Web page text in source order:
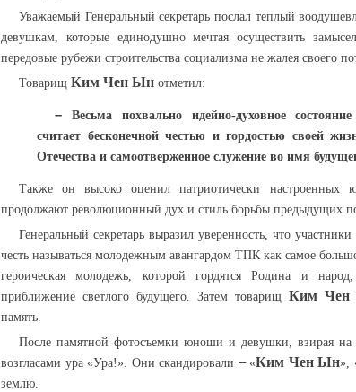
Уважаемый Генеральный секретарь послал теплый
девушкам, которые единодушно мечтая осуществить
передовые рубежи строительства социализма не жалея своего
Товарищ Ким Чен Ын отметил:
–
Весьма похвально идейно-духовное
считает бесконечной честью и гордостью своей
Отечества и самоотверженное служение во имя
Также он высоко оценил патриотически
продолжают революционный дух и стиль борьбы предыдущих
Генеральный секретарь выразил уверенность, что
честь называться молодежным авангардом ТПК как самое
героическая молодежь, которой гордятся Родина и
приближение светлого будущего. Затем товарищ Ким
память.
После памятной фотосъемки юноши и девушки, взирая на
возгласами ура «Ура!». Они скандировали –«Ким Чен Ын»,
землю.